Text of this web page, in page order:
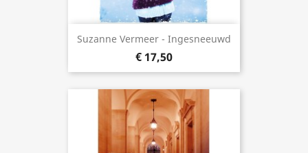
Suzanne Vermeer - Ingesneeuwd
€ 17,50